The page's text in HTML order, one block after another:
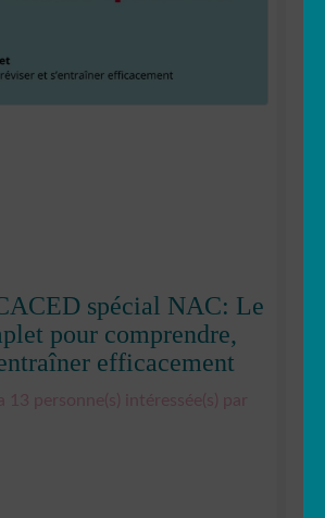
spécial NAC: Le
pour comprendre,
efficacement
personne(s) intéressée(s) par